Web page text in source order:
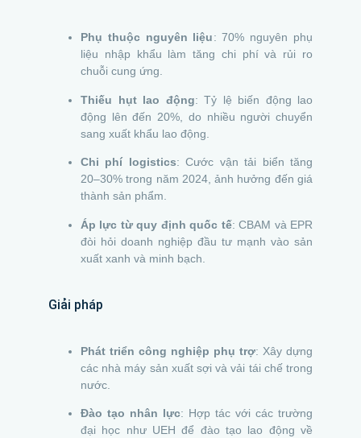
Phụ thuộc nguyên liệu: 70% nguyên phụ
liệu nhập khẩu làm tăng chi phí và rủi ro
chuỗi cung ứng.
Thiếu hụt lao động: Tỷ lệ biến động lao
động lên đến 20%, do nhiều người chuyển
sang xuất khẩu lao động.
Chi phí logistics: Cước vận tải biển tăng
20–30% trong năm 2024, ảnh hưởng đến giá
thành sản phẩm.
Áp lực từ quy định quốc tế: CBAM và EPR
đòi hỏi doanh nghiệp đầu tư mạnh vào sản
xuất xanh và minh bạch.
Giải pháp
Phát triển công nghiệp phụ trợ: Xây dựng
các nhà máy sản xuất sợi và vải tái chế trong
nước.
Đào tạo nhân lực: Hợp tác với các trường
đại học như UEH để đào tạo lao động về